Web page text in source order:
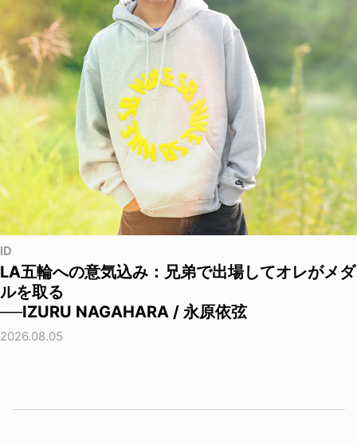
ID
LA五輪への意気込み：兄弟で出場してオレがメダ
ルを取る
──IZURU NAGAHARA / 永原依弦
2026.08.05